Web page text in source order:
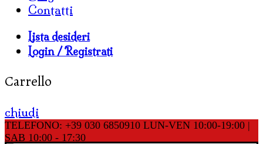
Contatti
Lista desideri
Login / Registrati
Carrello
chiudi
TELEFONO: +39 030 6850910 LUN-VEN 10:00-19:00 |
SAB 10:00 - 17:30